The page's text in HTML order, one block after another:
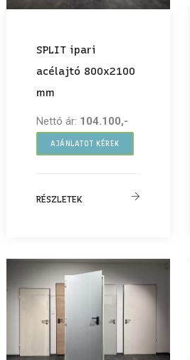
SPLIT ipari
acélajtó 800x2100
mm
Nettó ár: 104.100,-
AJÁNLATOT KÉREK
RÉSZLETEK